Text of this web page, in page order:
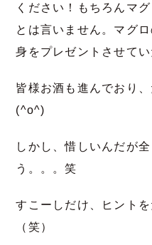
ください！もちろんマ
とは言いません。マグ
身をプレゼントさせてい
皆様お酒も進んでおり
(^o^)
しかし、惜しいんだが
う。。。笑
すこーしだけ、ヒント
（笑）